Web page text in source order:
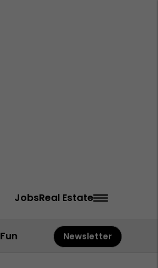
JobsReal Estate
Fun Newsletter